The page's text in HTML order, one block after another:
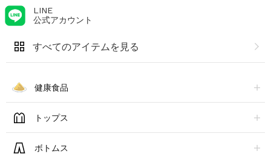
LINE
公式アカウント
すべてのアイテムを見る
健康食品
トップス
ボトムス